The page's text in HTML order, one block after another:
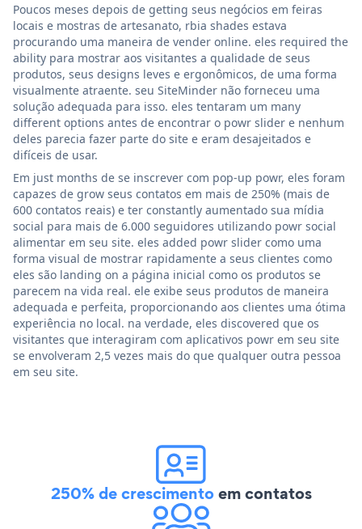
Poucos meses depois de getting seus negócios em feiras
locais e mostras de artesanato, rbia shades estava
procurando uma maneira de vender online. eles required the
ability para mostrar aos visitantes a qualidade de seus
produtos, seus designs leves e ergonômicos, de uma forma
visualmente atraente. seu SiteMinder não forneceu uma
solução adequada para isso. eles tentaram um many
different options antes de encontrar o powr slider e nenhum
deles parecia fazer parte do site e eram desajeitados e
difíceis de usar.
Em just months de se inscrever com pop-up powr, eles foram
capazes de grow seus contatos em mais de 250% (mais de
600 contatos reais) e ter constantly aumentado sua mídia
social para mais de 6.000 seguidores utilizando powr social
alimentar em seu site. eles added powr slider como uma
forma visual de mostrar rapidamente a seus clientes como
eles são landing on a página inicial como os produtos se
parecem na vida real. ele exibe seus produtos de maneira
adequada e perfeita, proporcionando aos clientes uma ótima
experiência no local. na verdade, eles discovered que os
visitantes que interagiram com aplicativos powr em seu site
se envolveram 2,5 vezes mais do que qualquer outra pessoa
em seu site.
250% de crescimentoem contatos